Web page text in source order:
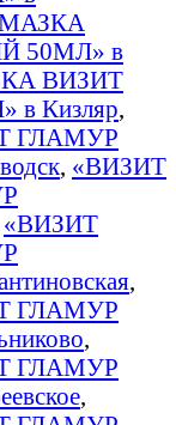
50МЛ» в
ВИЗИТ
Кизляр,
ГЛАМУР
, «ВИЗИТ
«ВИЗИТ
,
ГЛАМУР
,
ГЛАМУР
,